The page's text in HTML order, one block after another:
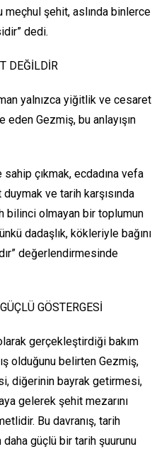
meçhul şehit, aslında binlerce
dedi.
DEĞİLDİR
yalnızca yiğitlik ve cesaret
eden Gezmiş, bu anlayışın
çıkmak, ecdadına vefa
ve tarih karşısında
bilinci olmayan bir toplumun
dadaşlık, kökleriyle bağını
değerlendirmesinde
GÖSTERGESİ
gerçekleştirdiği bakım
olduğunu belirten Gezmiş,
diğerinin bayrak getirmesi,
gelerek şehit mezarını
Bu davranış, tarih
güçlü bir tarih şuurunu